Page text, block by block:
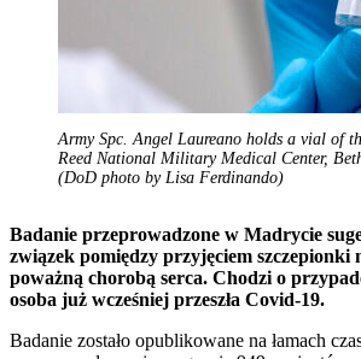
Army Spc. Angel Laureano holds a vial of
Reed National Military Medical Center,
(DoD photo by Lisa Ferdinando)
Badanie przeprowadzone w Madrycie
związek pomiędzy przyjęciem szczepionki
poważną chorobą serca. Chodzi o
osoba już wcześniej przeszła Covid-19.
Badanie zostało opublikowane na łamach